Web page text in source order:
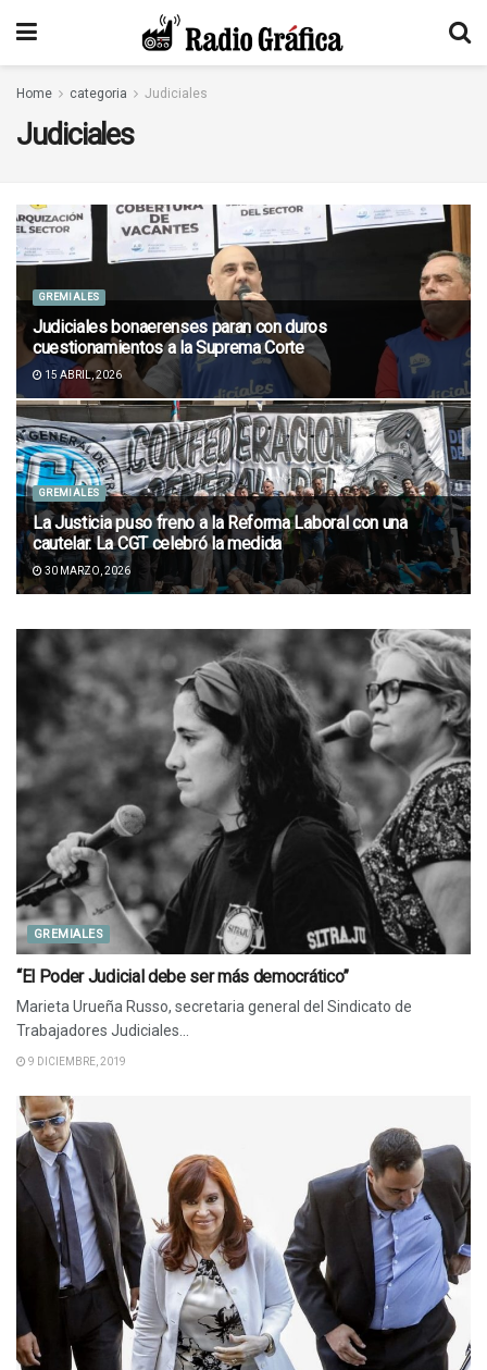
Home categoria Judiciales
Judiciales
GREMIALES
Judiciales bonaerenses paran con duros
cuestionamientos a la Suprema Corte
15 ABRIL, 2026
GREMIALES
La Justicia puso freno a la Reforma Laboral con una
cautelar. La CGT celebró la medida
30 MARZO, 2026
GREMIALES
“El Poder Judicial debe ser más democrático”
Marieta Urueña Russo, secretaria general del Sindicato de
Trabajadores Judiciales...
9 DICIEMBRE, 2019